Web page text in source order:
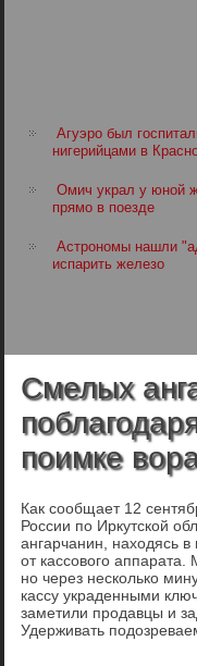
Агуэро был
нигерийцами в
Омич украл у юной
прямо в поезде
Астрономы нашли
испарить железо
Смелых
поимке
Как сообщает 12
России по Иркутской
ангарчанин, находясь
от кассового
но через несколько
кассу украденными
заметили продавцы и
Удерживать